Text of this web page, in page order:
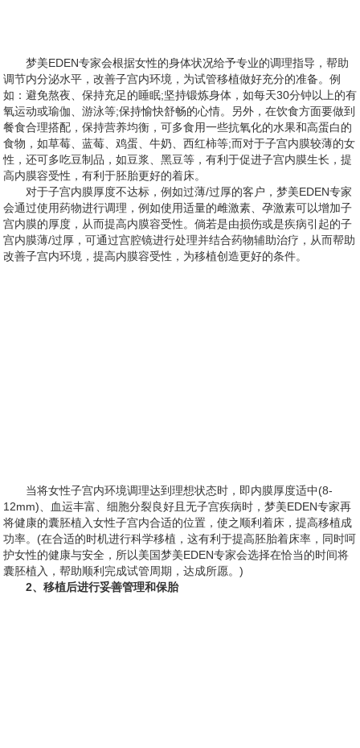
梦美EDEN专家会根据女性的身体状况给予专业的调理指导，帮助
调节内分泌水平，改善子宫内环境，为试管移植做好充分的准备。例
如：避免熬夜、保持充足的睡眠;坚持锻炼身体，如每天30分钟以上的有
氧运动或瑜伽、游泳等;保持愉快舒畅的心情。另外，在饮食方面要做到
餐食合理搭配，保持营养均衡，可多食用一些抗氧化的水果和高蛋白的
食物，如草莓、蓝莓、鸡蛋、牛奶、西红柿等;而对于子宫内膜较薄的女
性，还可多吃豆制品，如豆浆、黑豆等，有利于促进子宫内膜生长，提
高内膜容受性，有利于胚胎更好的着床。
对于子宫内膜厚度不达标，例如过薄/过厚的客户，梦美EDEN专家
会通过使用药物进行调理，例如使用适量的雌激素、孕激素可以增加子
宫内膜的厚度，从而提高内膜容受性。倘若是由损伤或是疾病引起的子
宫内膜薄/过厚，可通过宫腔镜进行处理并结合药物辅助治疗，从而帮助
改善子宫内环境，提高内膜容受性，为移植创造更好的条件。
当将女性子宫内环境调理达到理想状态时，即内膜厚度适中(8-
12mm)、血运丰富、细胞分裂良好且无子宫疾病时，梦美EDEN专家再
将健康的囊胚植入女性子宫内合适的位置，使之顺利着床，提高移植成
功率。(在合适的时机进行科学移植，这有利于提高胚胎着床率，同时呵
护女性的健康与安全，所以美国梦美EDEN专家会选择在恰当的时间将
囊胚植入，帮助顺利完成试管周期，达成所愿。)
2、移植后进行妥善管理和保胎